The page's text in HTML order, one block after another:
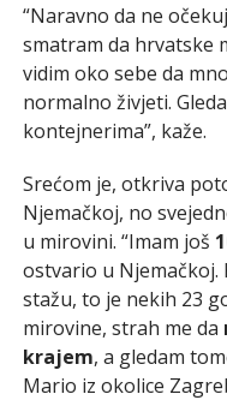
“Naravno da ne
smatram da hrvatske
vidim oko sebe da
normalno živjeti.
kontejnerima”, kaže.
Srećom je, otkriva
Njemačkoj, no
u mirovini. “Imam još
ostvario u
stažu, to je nekih 23
mirovine, strah me da
krajem, a gledam
Mario iz okolice